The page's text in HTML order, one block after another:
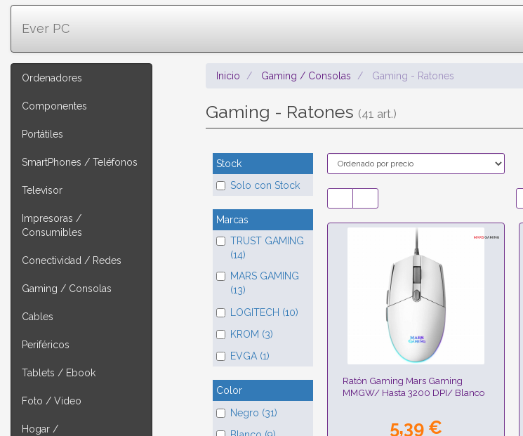
Ever PC
Ordenadores
Componentes
Portátiles
SmartPhones / Teléfonos
Televisor
Impresoras /
Consumibles
Conectividad / Redes
Gaming / Consolas
Cables
Periféricos
Tablets / Ebook
Foto / Video
Hogar /
Inicio Gaming / Consolas Gaming - Ratones
Gaming - Ratones (41 art.)
Stock
Solo con Stock
Marcas
TRUST GAMING
(14)
MARS GAMING
(13)
LOGITECH (10)
KROM (3)
EVGA (1)
Color
Negro (31)
Ratón Gaming Mars Gaming
MMGW/ Hasta 3200 DPI/ Blanco
5,39 €